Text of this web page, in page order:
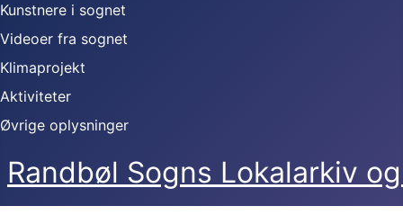
Kunstnere i sognet
Videoer fra sognet
Klimaprojekt
Aktiviteter
Øvrige oplysninger
Randbøl Sogns Lokalarkiv